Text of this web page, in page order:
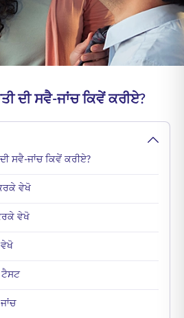
ਪ੍ਰੀਮੀਅਮ ਭਰੋ
ਦੀ ਸਵੈ-ਜਾਂਚ ਕਿਵੇਂ ਕਰੀਏ?
ਸਵੈ-ਜਾਂਚ ਕਿਵੇਂ ਕਰੀਏ?
ਵੇਖੋ
ਵੇਖੋ